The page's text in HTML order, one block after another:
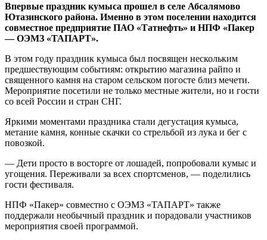
Впервые праздник кумыса прошел в селе Абсалямово
Ютазинского района. Именно в этом поселении находится
совместное предприятие ПАО «Татнефть» и НПФ «Пакер
— ОЭМЗ «ТАПАРТ».
В этом году праздник кумыса был посвящен нескольким
предшествующим событиям: открытию магазина райпо и
священного камня на старом сельском погосте близ мечети.
Мероприятие посетили не только местные жители, но и гости
со всей России и стран СНГ.
Яркими моментами праздника стали дегустация кумыса,
метание камня, конные скачки со стрельбой из лука и бег с
повозкой.
— Дети просто в восторге от лошадей, попробовали кумыс и
угощения. Переживали за всех спортсменов, — поделились
гости фестиваля.
НПФ «Пакер» совместно с ОЭМЗ «ТАПАРТ» также
поддержали необычный праздник и порадовали участников
мероприятия своей программой.